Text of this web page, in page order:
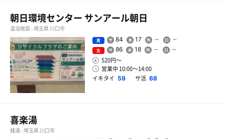
朝日環境センター サンアール朝日
温浴施設 - 埼玉県 川口市
男 84 17
女 86 18
520円〜
営業中 10:00〜14:00
イキタイ 59 サ活 68
喜楽湯
銭湯 - 埼玉県 川口市